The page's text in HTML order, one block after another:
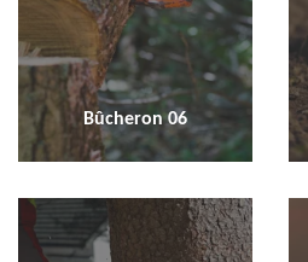
Bûcheron 06